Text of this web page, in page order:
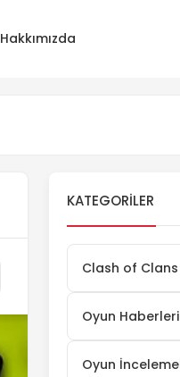
Hakkımızda
KATEGORILER
Clash of Clans
Oyun Haberleri
Oyun